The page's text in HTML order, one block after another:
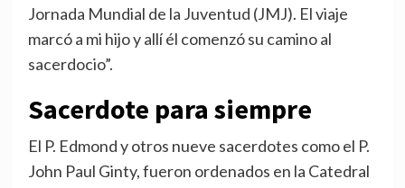
Jornada Mundial de la Juventud (JMJ). El viaje
marcó a mi hijo y allí él comenzó su camino al
sacerdocio”.
Sacerdote para siempre
El P. Edmond y otros nueve sacerdotes como el P.
John Paul Ginty, fueron ordenados en la Catedral